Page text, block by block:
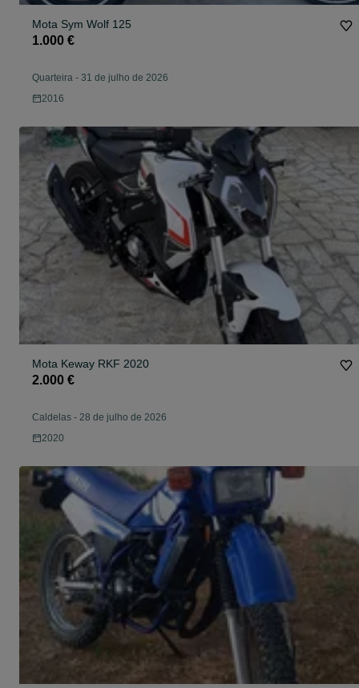
Mota Sym Wolf 125
1.000 €
Quarteira - 31 de julho de 2026
2016
Mota Keway RKF 2020
2.000 €
Caldelas - 28 de julho de 2026
2020